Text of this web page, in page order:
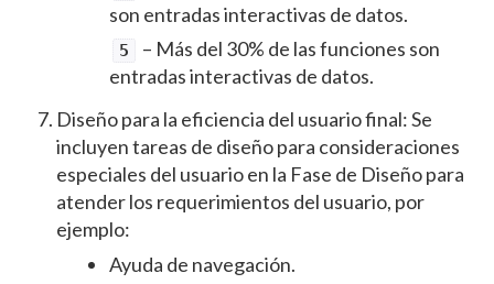
son entradas interactivas de datos.
5
– Más del 30% de las funciones son
entradas interactivas de datos.
Diseño para la eficiencia del usuario final: Se
incluyen tareas de diseño para consideraciones
especiales del usuario en la Fase de Diseño para
atender los requerimientos del usuario, por
ejemplo:
Ayuda de navegación.